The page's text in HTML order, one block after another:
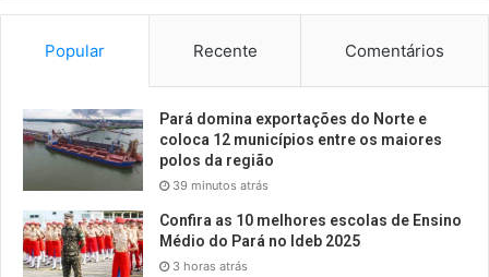
Popular Recente Comentários
Pará domina exportações do Norte e
coloca 12 municípios entre os maiores
polos da região
39 minutos atrás
Confira as 10 melhores escolas de Ensino
Médio do Pará no Ideb 2025
3 horas atrás